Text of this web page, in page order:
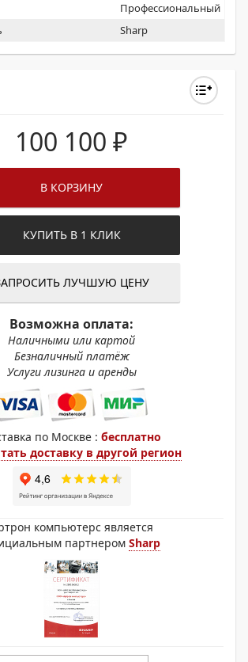
Профессиональный
Sharp
100 100 ₽
В КОРЗИНУ
КУПИТЬ В 1 КЛИК
ЛУЧШУЮ ЦЕНУ
Возможна оплата:
Наличными или картой
Безналичный платёж
Услуги лизинга и аренды
по Москве : бесплатно
доставку в другой регион
компьютерс является
партнером Sharp